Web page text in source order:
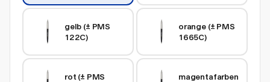
gelb (± PMS
122C)
orange (± PMS
1665C)
rot (± PMS
magentafarben